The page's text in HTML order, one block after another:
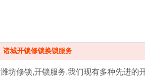
诸城开锁修锁换锁服务
潍坊修锁,开锁服务.我们现有多种先进的